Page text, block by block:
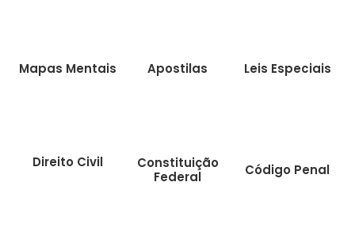
Mapas Mentais Apostilas Leis Especiais
Direito Civil
Constituição
Federal
Código Penal